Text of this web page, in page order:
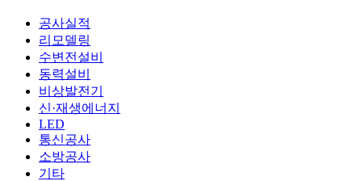
공사실적
리모델링
수변전설비
동력설비
비상발전기
신·재생에너지
LED
통신공사
소방공사
기타